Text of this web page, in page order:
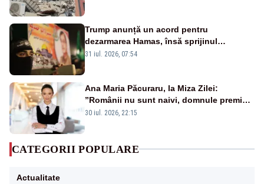
Trump anunță un acord pentru
dezarmarea Hamas, însă sprijinul
Israelului rămâne incert
31 iul. 2026, 07:54
Ana Maria Păcuraru, la Miza Zilei:
”Românii nu sunt naivi, domnule premier
Bolojan”
30 iul. 2026, 22:15
CATEGORII POPULARE
Actualitate